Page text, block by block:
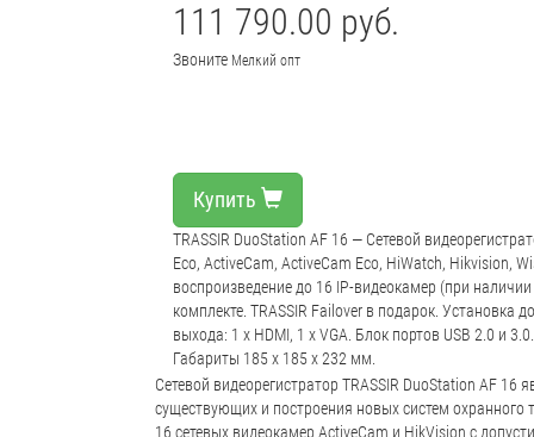
111 790.00 руб.
Звоните Мелкий опт
Купить
TRASSIR DuoStation AF 16 — Сетевой
Eco, ActiveCam, ActiveCam Eco, HiWatch, Hikvision,
воспроизведение до 16 IP-видеокамер (при
комплекте. TRASSIR Failover в подарок.
выхода: 1 x HDMI, 1 х VGA. Блок портов USB 2.0 и
Габариты 185 х 185 х 232 мм.
Сетевой видеорегистратор TRASSIR DuoStation AF
существующих и построения новых систем охранного
16 сетевых видеокамер ActiveCam и HikVision с